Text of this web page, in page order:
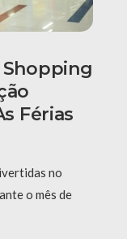
Shopping
Férias
no
o mês de